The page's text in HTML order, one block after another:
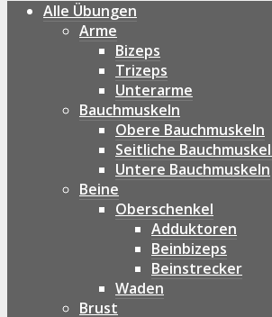
Alle Übungen
Arme
Bizeps
Trizeps
Unterarme
Bauchmuskeln
Obere Bauchmuskeln
Seitliche
Untere Bauchmuskeln
Beine
Oberschenkel
Adduktoren
Beinbizeps
Beinstrecker
Waden
Brust